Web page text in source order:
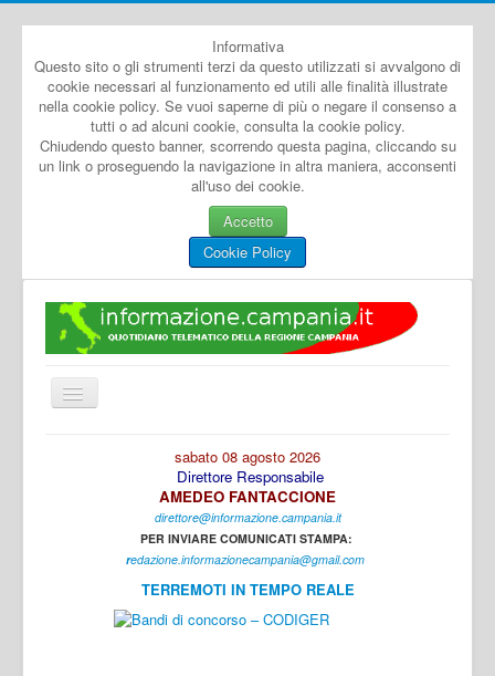
Informativa
Questo sito o gli strumenti terzi da questo utilizzati si avvalgono di
cookie necessari al funzionamento ed utili alle finalità illustrate
nella cookie policy. Se vuoi saperne di più o negare il consenso a
tutti o ad alcuni cookie, consulta la cookie policy.
Chiudendo questo banner, scorrendo questa pagina, cliccando su
un link o proseguendo la navigazione in altra maniera, acconsenti
all'uso dei cookie.
Accetto
Cookie Policy
Cambia
navigazione
sabato 08 agosto 2026
Direttore Responsabile
AMEDEO FANTACCIONE
direttore@informazione.campania.it
PER INVIARE COMUNICATI STAMPA:
redazione.informazionecampania@gmail.com
TERREMOTI IN TEMPO REALE